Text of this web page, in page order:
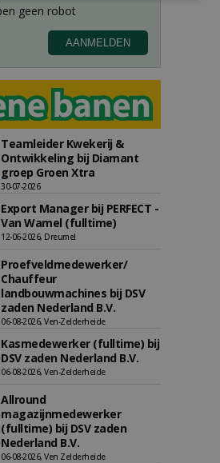
Teamleider Kwekerij &
Ontwikkeling bij Diamant
groep Groen Xtra
30-07-2026
Export Manager bij PERFECT -
Van Wamel (fulltime)
12-06-2026, Dreumel
Proefveldmedewerker/
Chauffeur
landbouwmachines bij DSV
zaden Nederland B.V.
06-08-2026, Ven-Zelderheide
Kasmedewerker (fulltime) bij
DSV zaden Nederland B.V.
06-08-2026, Ven-Zelderheide
Allround
magazijnmedewerker
(fulltime) bij DSV zaden
Nederland B.V.
06-08-2026, Ven Zelderheide